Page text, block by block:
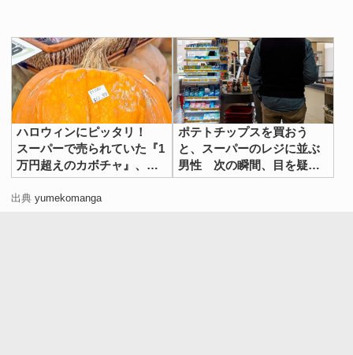
ハロウィンにピッタリ！
スーパーで売られていた『1
万円超えのカボチャ』、形
が？
ポテトチップスを買おう
と、スーパーのレジに並ぶ
男性 次の瞬間、目を疑う
行動に！
出典 yumekomanga